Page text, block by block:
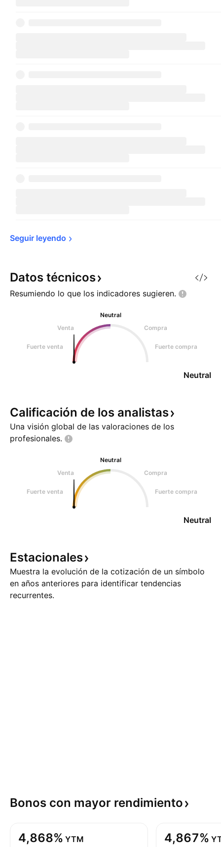
Seguir leyendo
Datos técnicos
Resumiendo lo que los indicadores sugieren.
Neutral
Venta
Compra
Fuerte venta Fuerte compra
Neutral
Calificación de los analistas
Una visión global de las valoraciones de los
profesionales.
Neutral
Venta
Compra
Fuerte venta Fuerte compra
Neutral
Estacionales
Muestra la evolución de la cotización de un símbolo
en años anteriores para identificar tendencias
recurrentes.
Bonos con mayor rendimiento
4,868% YTM 4,867%